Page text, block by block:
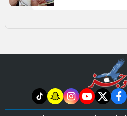
facebook
twitter
youtube
instagram
snapchat
tiktok